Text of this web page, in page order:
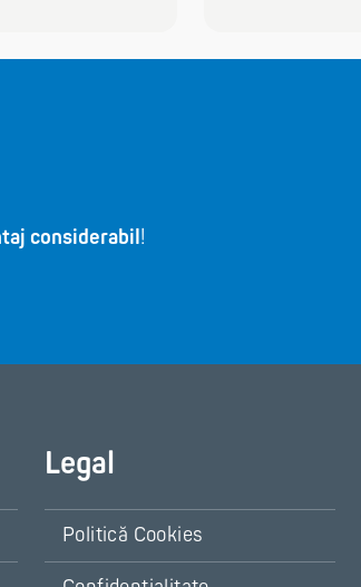
considerabil!
Legal
Politică Cookies